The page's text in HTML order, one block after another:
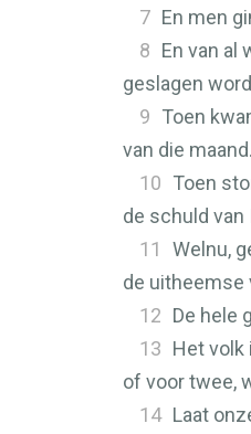
7 En men
8 En van al
geslagen
9 Toen
van die
10 Toen
de schuld van
11
Welnu,
de uitheemse
12 De hele
13 Het volk
of voor twee,
14 Laat